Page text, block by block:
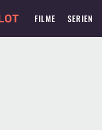
FILME SERIEN